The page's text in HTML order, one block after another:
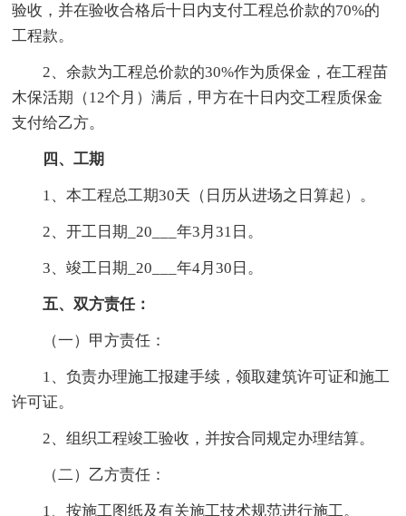
验收，并在验收合格后十日内支付工程总价款的70%的
工程款。
2、余款为工程总价款的30%作为质保金，在工程苗
木保活期（12个月）满后，甲方在十日内交工程质保金
支付给乙方。
四、工期
1、本工程总工期30天（日历从进场之日算起）。
2、开工日期_20___年3月31日。
3、竣工日期_20___年4月30日。
五、双方责任：
（一）甲方责任：
1、负责办理施工报建手续，领取建筑许可证和施工
许可证。
2、组织工程竣工验收，并按合同规定办理结算。
（二）乙方责任：
1、按施工图纸及有关施工技术规范进行施工。